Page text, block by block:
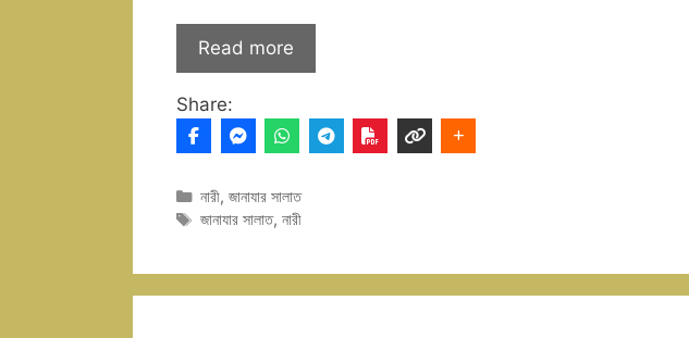
Read more
Share:
Categories
নারী, জানাযার সালাত
Tags
জানাযার সালাত, নারী